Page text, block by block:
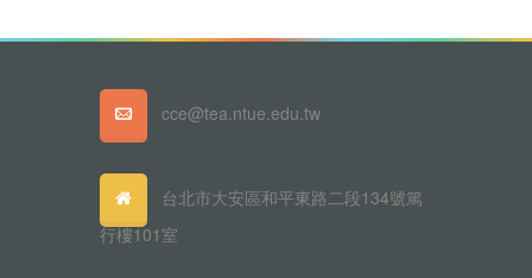
cce@tea.ntue.edu.tw
台北市大安區和平東路二段134號篤
行樓101室